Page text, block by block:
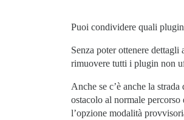
Puoi condividere quali
Senza poter ottenere
rimuovere tutti i plugin non
Anche se c’è anche la
ostacolo al normale
l’opzione modalità